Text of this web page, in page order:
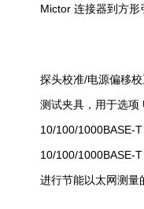
Mictor 连接器到方形
探头校准/电源偏移
测试夹具，用于选项
10/100/1000BASE-
10/100/1000BASE-
进行节能以太网测